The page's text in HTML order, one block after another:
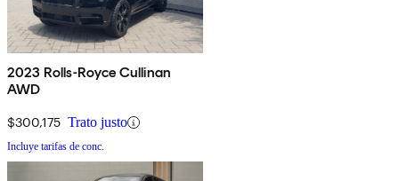
2023 Rolls-Royce Cullinan
AWD
$300,175 Trato justo
Incluye tarifas de conc.